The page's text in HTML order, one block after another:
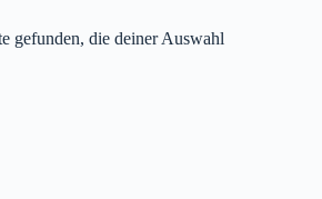
gefunden, die deiner Auswahl